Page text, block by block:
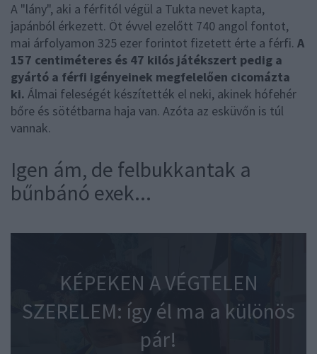
A "lány", aki a férfitól végül a Tukta nevet kapta,
japánból érkezett. Öt évvel ezelőtt 740 angol fontot,
mai árfolyamon 325 ezer forintot fizetett érte a férfi. A
157 centiméteres és 47 kilós játékszert pedig a
gyártó a férfi igényeinek megfelelően cicomázta
ki. Álmai feleségét készítették el neki, akinek hófehér
bőre és sötétbarna haja van. Azóta az esküvőn is túl
vannak.
Igen ám, de felbukkantak a
bűnbánó exek...
KÉPEKEN A VÉGTELEN
SZERELEM: így él ma a különös
pár!